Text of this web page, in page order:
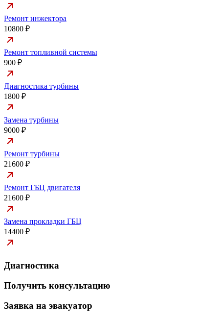
Ремонт инжектора
10800 ₽
Ремонт топливной системы
900 ₽
Диагностика турбины
1800 ₽
Замена турбины
9000 ₽
Ремонт турбины
21600 ₽
Ремонт ГБЦ двигателя
21600 ₽
Замена прокладки ГБЦ
14400 ₽
Диагностика
Получить консультацию
Заявка на эвакуатор